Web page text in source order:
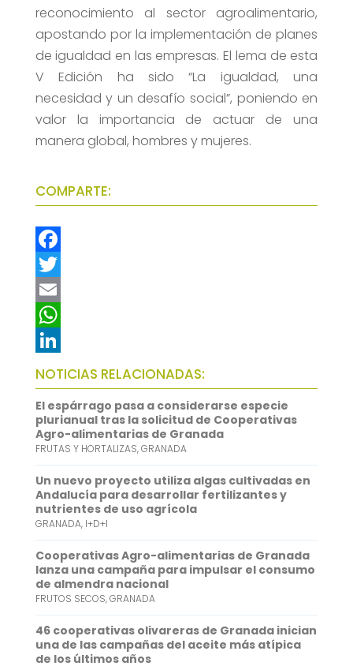
reconocimiento al sector agroalimentario,
apostando por la implementación de planes
de igualdad en las empresas. El lema de esta
V Edición ha sido “La igualdad, una
necesidad y un desafío social”, poniendo en
valor la importancia de actuar de una
manera global, hombres y mujeres.
COMPARTE:
F
a
c
e
b
o
o
k
T
w
t
t
e
r
E
m
a
i
l
W
h
a
t
s
A
p
p
L
i
n
k
e
d
I
n
NOTICIAS RELACIONADAS:
El espárrago pasa a considerarse especie
plurianual tras la solicitud de Cooperativas
Agro-alimentarias de Granada
FRUTAS Y HORTALIZAS,GRANADA
Un nuevo proyecto utiliza algas cultivadas en
Andalucía para desarrollar fertilizantes y
nutrientes de uso agrícola
GRANADA, I+D+I
Cooperativas Agro-alimentarias de Granada
lanza una campaña para impulsar el consumo
de almendra nacional
FRUTOS SECOS,GRANADA
46 cooperativas olivareras de Granada inician
una de las campañas del aceite más atípica
de los últimos años